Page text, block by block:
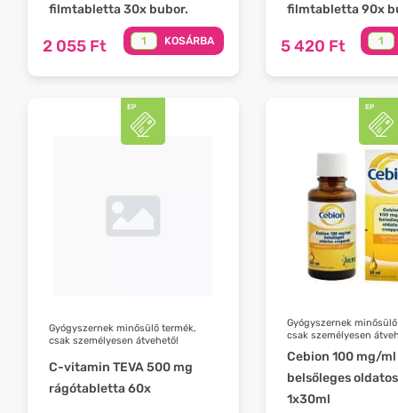
filmtabletta 30x bubor.
2 055 Ft KOSÁRBA
filmtabletta 90x
5 420 Ft
Gyógyszernek minősülő termék,
csak személyesen átvehető!
C-vitamin TEVA 500 mg
rágótabletta 60x
Gyógyszernek
csak személyesen
Cebion 100 mg/ml
belsőleges
1x30ml